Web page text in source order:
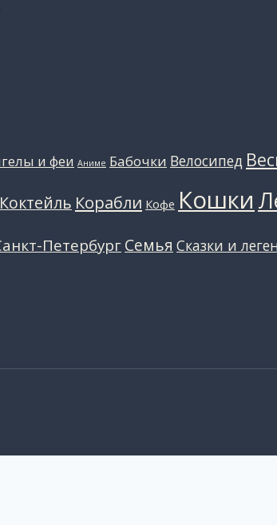
и феи Аниме Бабочки Велосипед
Коктейль Корабли Кофе Кошки
ПетербургСемья Сказки и